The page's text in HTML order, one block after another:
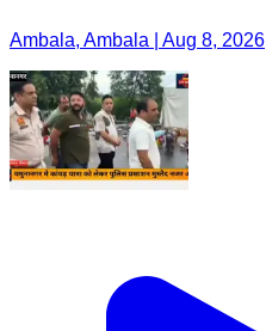
Ambala, Ambala | Aug 8, 2026